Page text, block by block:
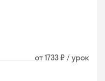
от 1733 ₽ / урок